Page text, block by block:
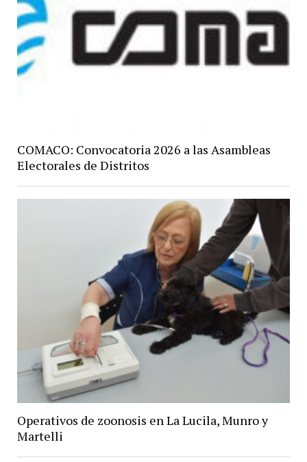
COMACO: Convocatoria 2026 a las Asambleas
Electorales de Distritos
Operativos de zoonosis en La Lucila, Munro y
Martelli